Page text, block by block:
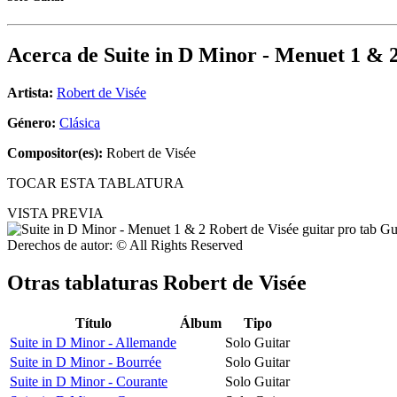
Acerca de Suite in D Minor - Menuet 1 &
Artista: Robert de Visée
Género: Clásica
Compositor(es): Robert de Visée
TOCAR ESTA TABLATURA
VISTA PREVIA
Derechos de autor: © All Rights Reserved
Otras tablaturas Robert de Visée
Título Álbum
Tipo
Suite in D Minor - Allemande
Solo Guitar
Suite in D Minor - Bourrée
Solo Guitar
Suite in D Minor - Courante
Solo Guitar